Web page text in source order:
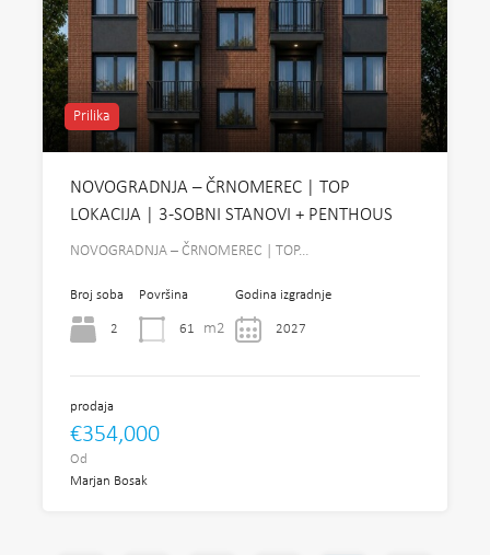
Prilika
NOVOGRADNJA – ČRNOMEREC | TOP
LOKACIJA | 3-SOBNI STANOVI + PENTHOUS
NOVOGRADNJA – ČRNOMEREC | TOP…
Broj soba
2
Površina
61 m2
Godina izgradnje
2027
prodaja
€354,000
Od
Marjan Bosak